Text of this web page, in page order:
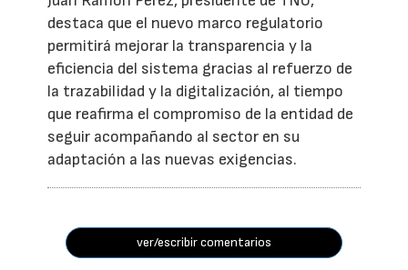
destaca que el nuevo marco regulatorio
permitirá mejorar la transparencia y la
eficiencia del sistema gracias al refuerzo de
la trazabilidad y la digitalización, al tiempo
que reafirma el compromiso de la entidad de
seguir acompañando al sector en su
adaptación a las nuevas exigencias.
ver/escribir comentarios